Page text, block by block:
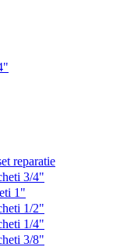
reparatie
3/4"
1"
1/2"
1/4"
3/8"